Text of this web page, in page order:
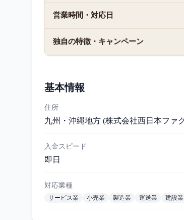
営業時間・対応日
独自の特徴・キャンペーン
基本情報
住所
九州・沖縄地方 (株式会社西日本ファ
入金スピード
即日
対応業種
サービス業 小売業 製造業 運送業 建設業